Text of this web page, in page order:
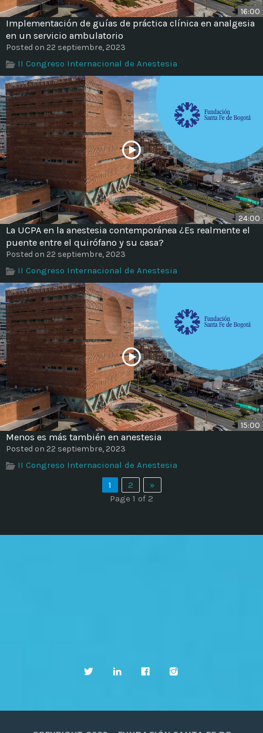
16:00
Implementación de guías de práctica clínica en analgesia
en un servicio ambulatorio
Posted on 22 septiembre, 2023
II Congreso Internacional de Anestesia
24:00
La UCPA en la anestesia contemporánea ¿Es realmente el
puente entre el quirófano y su casa?
Posted on 22 septiembre, 2023
II Congreso Internacional de Anestesia
15:00
Menos es más también en anestesia
Posted on 22 septiembre, 2023
II Congreso Internacional de Anestesia
1
2
»
Page 1 of 2